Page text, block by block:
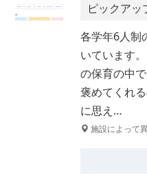
ピックアッ
各学年6人制
いています
の保育の中
褒めてくれ
に思え…
施設によって